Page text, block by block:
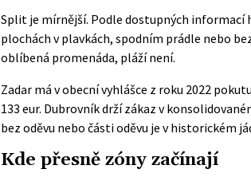
Split je mírnější. Podle dostupných informací
plochách v plavkách, spodním prádle nebo
oblíbená promenáda, pláží není.
Zadar má v obecní vyhlášce z roku 2022
133 eur. Dubrovník drží zákaz v
bez oděvu nebo části oděvu je v historickém
Kde přesně zóny začínají